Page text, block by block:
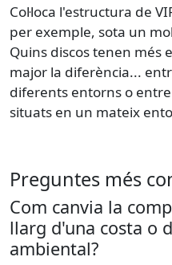
Col·loca l'estructura de
per exemple, sota un
Quins discos tenen més
major la diferència...
diferents entorns o
situats en un mateix
Preguntes més
Com canvia la
llarg d'una costa o
ambiental?